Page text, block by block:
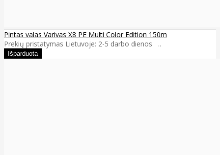
Pintas valas Varivas X8 PE Multi Color Edition 150m
Prekių pristatymas Lietuvoje: 2-5 darbo dienos ..